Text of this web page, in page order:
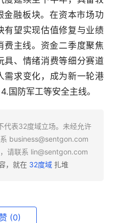
融板块。在资本市场功
有望实现估值修复与业绩
费主线。资金二季度聚焦
具、情绪消费等细分赛道
需求变化，成为新一轮港
国防军工等安全主线。
代表32度域立场。未经允许
business@sentgon.com
请联系 lin@sentgon.com
，就在 32度域扎堆
(0)